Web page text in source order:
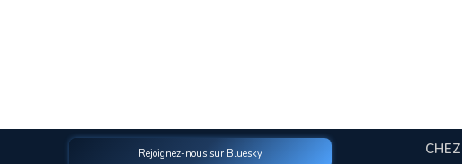
Rejoignez-nous sur Bluesky